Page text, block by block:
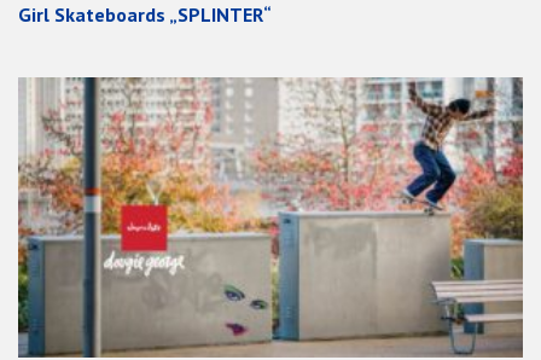
Girl Skateboards „SPLINTER“